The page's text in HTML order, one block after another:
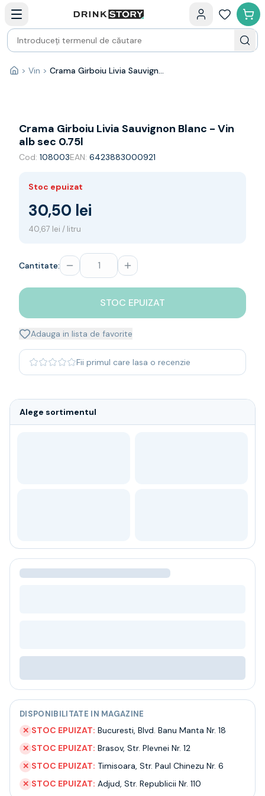
Bauturi fine — selectie
Produse Noi
Cosuri cadou
Pachete & Cadouri
Vin
Franta
Spania
Africa de Sud
Germania
Noua Zeelanda
Spumante
Sampanie
Single malt
Japanese
Bourbon
Blanded Japanese
Canadian
Rom
Vodka
Ceai
Bacanie
BLACK FRIDAY
Contact
Livrare
Termeni si conditii
Politica de confidentialitate
Intrebari frecvente
Acasă
> Vin > Crama Girboiu Livia Sauvignon Blanc - Vin alb sec 0.75l
Crama Girboiu Livia Sauvignon Blanc - Vin
alb sec 0.75l
Cod: 108003EAN: 6423883000921
Stoc epuizat
30,50 lei
40,67 lei / litru
Cantitate:
STOC EPUIZAT
Adauga in lista de favorite
Fii primul care lasa o recenzie
Alege sortimentul
DISPONIBILITATE IN MAGAZINE
✕ STOC EPUIZAT: Bucuresti, Blvd. Banu Manta Nr. 18
✕ STOC EPUIZAT: Brasov, Str. Plevnei Nr. 12
✕ STOC EPUIZAT: Timisoara, Str. Paul Chinezu Nr. 6
✕ STOC EPUIZAT: Adjud, Str. Republicii Nr. 110